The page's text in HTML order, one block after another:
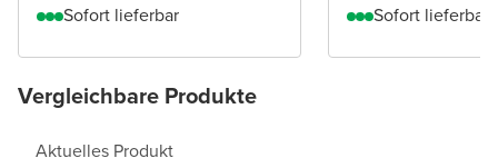
Sofort lieferbar Sofort lieferbar
Vergleichbare Produkte
Aktuelles Produkt